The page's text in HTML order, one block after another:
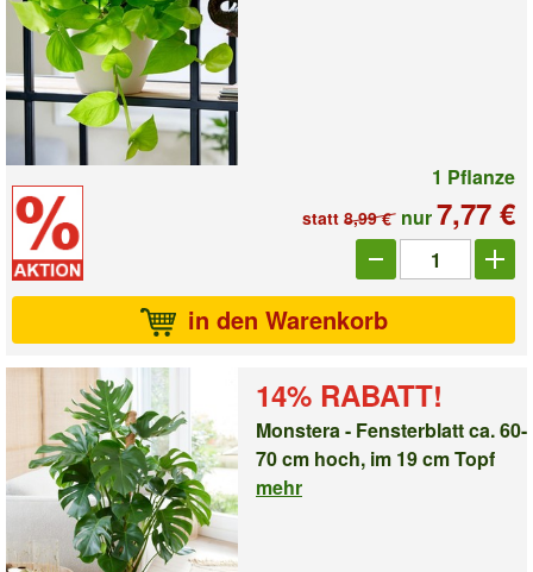
1 Pflanze
statt 8,99 € nur7,77 €
Anzahl_1007817
in den Warenkorb
14% RABATT!
Monstera - Fensterblatt ca. 60-
70 cm hoch, im 19 cm Topf
mehr